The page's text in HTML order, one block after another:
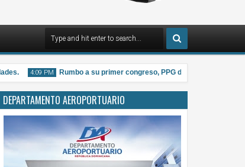
4:09 PM
2026
Rumbo a su primer congreso, PPG distribuye material
DEPARTAMENTO AEROPORTUARIO